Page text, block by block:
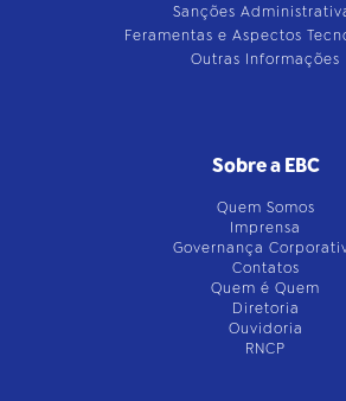
Sanções
Feramentas e Aspectos
Outras Informações
Sobre a EBC
Quem Somos
Imprensa
Governança
Contatos
Quem é Quem
Diretoria
Ouvidoria
RNCP